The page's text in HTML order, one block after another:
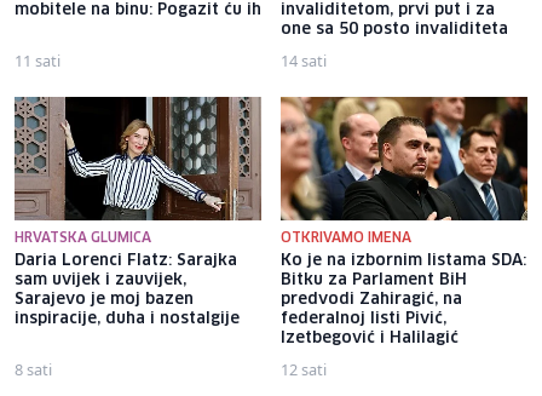
mobitele na binu: Pogazit ću ih
11 sati
invaliditetom, prvi put i za
one sa 50 posto invaliditeta
14 sati
HRVATSKA GLUMICA
Daria Lorenci Flatz: Sarajka
sam uvijek i zauvijek,
Sarajevo je moj bazen
inspiracije, duha i nostalgije
8 sati
OTKRIVAMO IMENA
Ko je na izbornim listama SDA:
Bitku za Parlament BiH
predvodi Zahiragić, na
federalnoj listi Pivić,
Izetbegović i Halilagić
12 sati